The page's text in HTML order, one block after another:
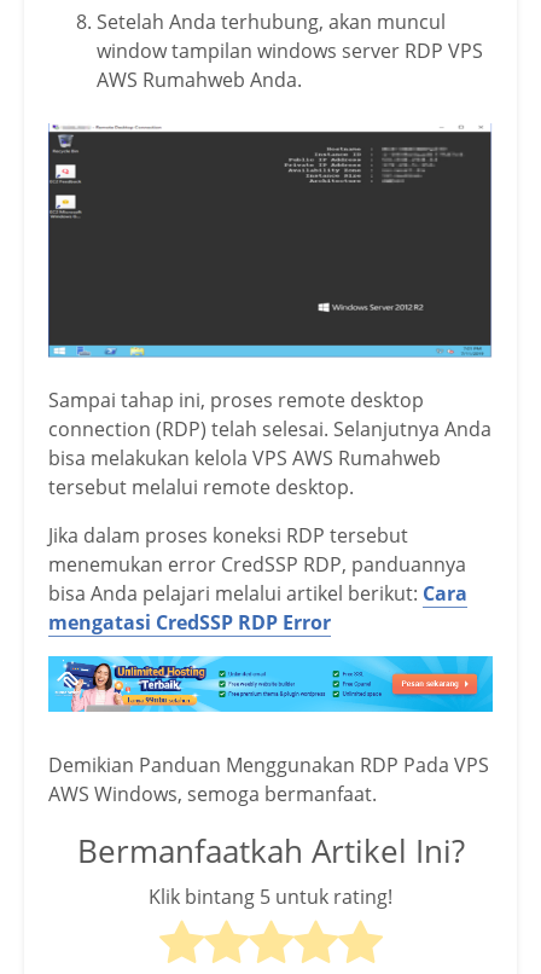
Setelah Anda terhubung, akan muncul
window tampilan windows server RDP VPS
AWS Rumahweb Anda.
Sampai tahap ini, proses remote desktop
connection (RDP) telah selesai. Selanjutnya Anda
bisa melakukan kelola VPS AWS Rumahweb
tersebut melalui remote desktop.
Jika dalam proses koneksi RDP tersebut
menemukan error CredSSP RDP, panduannya
bisa Anda pelajari melalui artikel berikut: Cara
mengatasi CredSSP RDP Error
Demikian Panduan Menggunakan RDP Pada VPS
AWS Windows, semoga bermanfaat.
Bermanfaatkah Artikel Ini?
Klik bintang 5 untuk rating!